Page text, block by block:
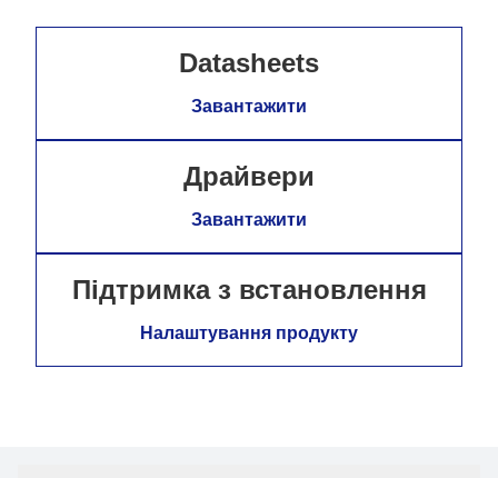
Datasheets
Завантажити
Драйвери
Завантажити
Підтримка з встановлення
Налаштування продукту